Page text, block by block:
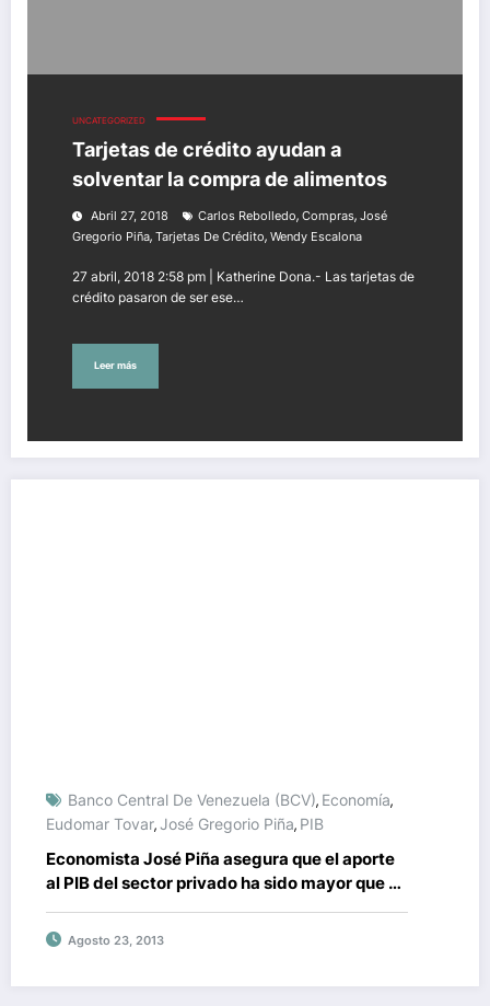
UNCATEGORIZED
Tarjetas de crédito ayudan a
solventar la compra de alimentos
Abril 27, 2018 Carlos Rebolledo, Compras, José
Gregorio Piña, Tarjetas De Crédito, Wendy Escalona
27 abril, 2018 2:58 pm | Katherine Dona.- Las tarjetas de
crédito pasaron de ser ese…
Leer más
Banco Central De Venezuela (BCV), Economía,
Eudomar Tovar,José Gregorio Piña, PIB
Economista José Piña asegura que el aporte
al PIB del sector privado ha sido mayor que el
público
Agosto 23, 2013